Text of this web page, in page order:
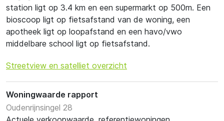
station ligt op 3.4 km en een supermarkt op 500m. Een
bioscoop ligt op fietsafstand van de woning, een
apotheek ligt op loopafstand en een havo/vwo
middelbare school ligt op fietsafstand.
Streetview en satelliet overzicht
Woningwaarde rapport
Oudenrijnsingel 28